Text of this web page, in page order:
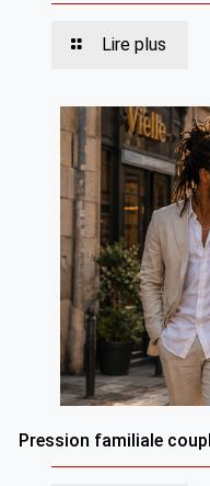
Lire plus
Pression familiale